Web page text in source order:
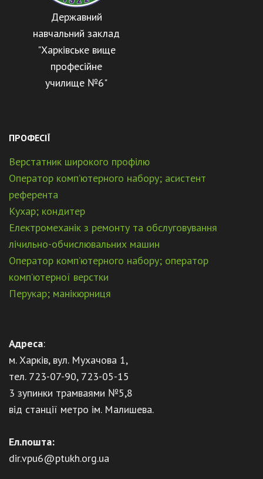
Державний
навчальний заклад
"Харківське вище
професійне
училище №6"
ПРОФЕСІЇ
Верстатник широкого профілю
Оператор комп’ютерного набору; асистент
референта
Кухар; кондитер
Електромеханік з ремонту та обслуговування
лічильно-обчислювальних машин
Оператор комп’ютерного набору; оператор
комп’ютерної верстки
Перукар; манікюрниця
Адреса:
м. Харків, вул. Мухачова 1,
тел. 723-07-90, 723-05-15
3 зупинки трамваями №5,8
від станції метро ім. Малишева.
Ел.пошта:
dir.vpu6@ptukh.org.ua